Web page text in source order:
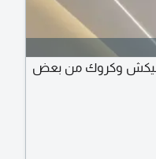
وكروك من بعض